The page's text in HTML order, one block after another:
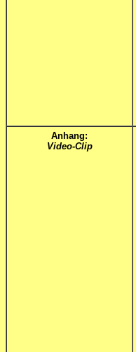
Anhang:
Video-Clip